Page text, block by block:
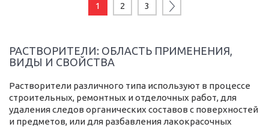
1 2 3
РАСТВОРИТЕЛИ: ОБЛАСТЬ ПРИМЕНЕНИЯ,
ВИДЫ И СВОЙСТВА
Растворители различного типа используют в процессе
строительных, ремонтных и отделочных работ, для
удаления следов органических составов с поверхностей
и предметов, или для разбавления лакокрасочных